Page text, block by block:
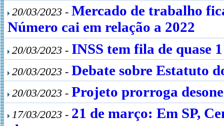
20/03/2023 - Mercado de trabalho
Número cai em relação a 2022
20/03/2023 - INSS tem fila de quase
20/03/2023 - Debate sobre Estatuto
20/03/2023 - Projeto prorroga
17/03/2023 - 21 de março: Em SP,